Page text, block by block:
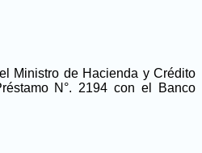
Ministro de Hacienda y Crédito
N°. 2194 con el Banco